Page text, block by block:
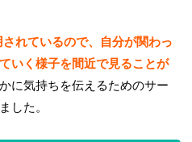
れているので、自分が関わっ
いく様子を間近で見ることが
に気持ちを伝えるためのサー
した。